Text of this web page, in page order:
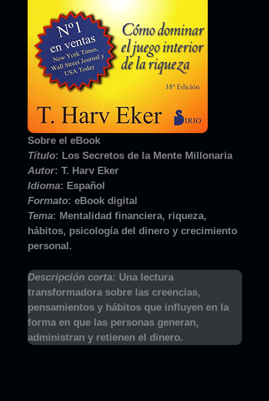
Sobre el eBook
Título: Los Secretos de la Mente Millonaria
Autor: T. Harv Eker
Idioma: Español
Formato: eBook digital
Tema: Mentalidad financiera, riqueza,
hábitos, psicología del dinero y crecimiento
personal.
Descripción corta: Una lectura
transformadora sobre las creencias,
pensamientos y hábitos que influyen en la
forma en que las personas generan,
administran y retienen el dinero.